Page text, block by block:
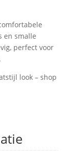
en smalle
perfect voor
look – shop